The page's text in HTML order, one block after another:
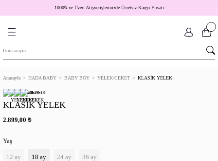
1000₺ve Üzeri Alışverişlerinizde Ücretsiz Kargo Fırsatı
Anasayfa HADA BABY BABY BOY YELEK/CEKET KLASİK YELEK
KLASİK YELEK
2.899,00 ₺
Yaş
12 ay 18 ay 24 ay 36 ay